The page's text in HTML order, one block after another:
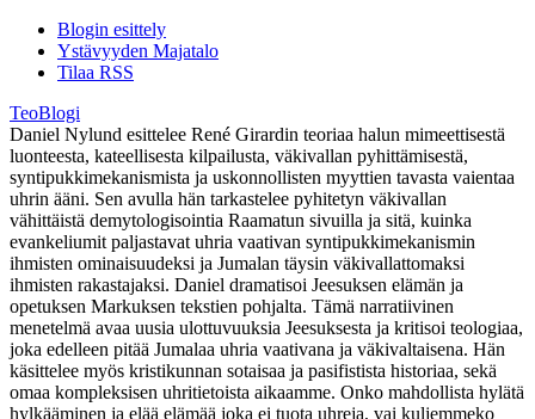
Blogin esittely
Ystävyyden Majatalo
Tilaa RSS
TeoBlogi
Daniel Nylund esittelee René Girardin teoriaa halun mimeettisestä
luonteesta, kateellisesta kilpailusta, väkivallan pyhittämisestä,
syntipukkimekanismista ja uskonnollisten myyttien tavasta vaientaa
uhrin ääni. Sen avulla hän tarkastelee pyhitetyn väkivallan
vähittäistä demytologisointia Raamatun sivuilla ja sitä, kuinka
evankeliumit paljastavat uhria vaativan syntipukkimekanismin
ihmisten ominaisuudeksi ja Jumalan täysin väkivallattomaksi
ihmisten rakastajaksi. Daniel dramatisoi Jeesuksen elämän ja
opetuksen Markuksen tekstien pohjalta. Tämä narratiivinen
menetelmä avaa uusia ulottuvuuksia Jeesuksesta ja kritisoi teologiaa,
joka edelleen pitää Jumalaa uhria vaativana ja väkivaltaisena. Hän
käsittelee myös kristikunnan sotaisaa ja pasifistista historiaa, sekä
omaa kompleksisen uhritietoista aikaamme. Onko mahdollista hylätä
hylkääminen ja elää elämää joka ei tuota uhreja, vai kuljemmeko